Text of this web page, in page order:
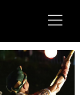
ばしigoo